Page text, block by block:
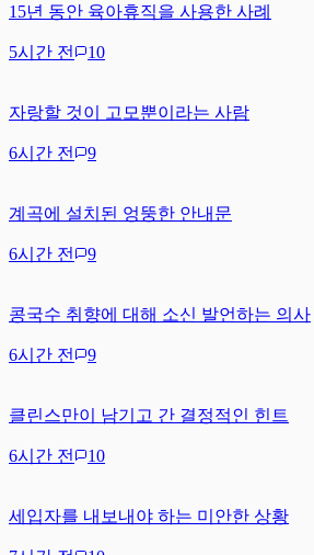
15년 동안 육아휴직을 사용한 사례
5시간 전 10
자랑할 것이 고모뿐이라는 사람
6시간 전 9
계곡에 설치된 엉뚱한 안내문
6시간 전 9
콩국수 취향에 대해 소신 발언하는 의사
6시간 전 9
클린스만이 남기고 간 결정적인 힌트
6시간 전 10
세입자를 내보내야 하는 미안한 상황